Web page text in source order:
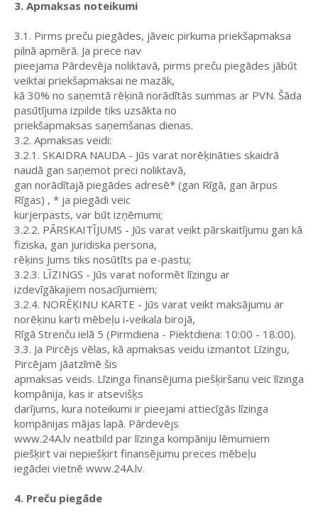
3. Apmaksas noteikumi
3.1. Pirms preču piegādes, jāveic pirkuma priekšapmaksa
pilnā apmērā. Ja prece nav
pieejama Pārdevēja noliktavā, pirms preču piegādes jābūt
veiktai priekšapmaksai ne mazāk,
kā 30% no saņemtā rēķinā norādītās summas ar PVN. Šāda
pasūtījuma izpilde tiks uzsākta no
priekšapmaksas saņemšanas dienas.
3.2. Apmaksas veidi:
3.2.1. SKAIDRA NAUDA - Jūs varat norēķināties skaidrā
naudā gan saņemot preci noliktavā,
gan norādītajā piegādes adresē* (gan Rīgā, gan ārpus
Rīgas) , * ja piegādi veic
kurjerpasts, var būt izņēmumi;
3.2.2. PĀRSKAITĪJUMS - Jūs varat veikt pārskaitījumu gan kā
fiziska, gan juridiska persona,
rēķins Jums tiks nosūtīts pa e-pastu;
3.2.3. LĪZINGS - Jūs varat noformēt līzingu ar
izdevīgākajiem nosacījumiem;
3.2.4. NORĒĶINU KARTE - Jūs varat veikt maksājumu ar
norēķinu karti mēbeļu i-veikala birojā,
Rīgā Strenču ielā 5 (Pirmdiena - Piektdiena: 10:00 - 18:00).
3.3. Ja Pircējs vēlas, kā apmaksas veidu izmantot Līzingu,
Pircējam jāatzīmē šis
apmaksas veids. Līzinga finansējuma piešķiršanu veic līzinga
kompānija, kas ir atsevišķs
darījums, kura noteikumi ir pieejami attiecīgās līzinga
kompānijas mājas lapā. Pārdevējs
www.24A.lv neatbild par līzinga kompāniju lēmumiem
piešķirt vai nepiešķirt finansējumu preces mēbeļu
iegādei vietnē www.24A.lv.
4. Preču piegāde